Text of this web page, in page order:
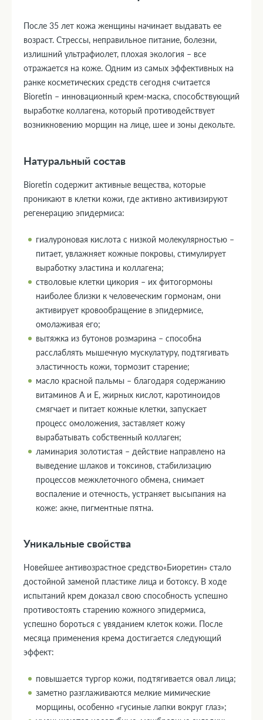
После 35 лет кожа женщины начинает выдавать ее
возраст. Стрессы, неправильное питание, болезни,
излишний ультрафиолет, плохая экология – все
отражается на коже. Одним из самых эффективных на
ранке косметических средств сегодня считается
Bioretin – инновационный крем-маска, способствующий
выработке коллагена, который противодействует
возникновению морщин на лице, шее и зоны декольте.
Натуральный состав
Bioretin содержит активные вещества, которые
проникают в клетки кожи, где активно активизируют
регенерацию эпидермиса:
гиалуроновая кислота с низкой молекулярностью –
питает, увлажняет кожные покровы, стимулирует
выработку эластина и коллагена;
стволовые клетки цикория – их фитогормоны
наиболее близки к человеческим гормонам, они
активирует кровообращение в эпидермисе,
омолаживая его;
вытяжка из бутонов розмарина – способна
расслаблять мышечную мускулатуру, подтягивать
эластичность кожи, тормозит старение;
масло красной пальмы – благодаря содержанию
витаминов А и Е, жирных кислот, каротиноидов
смягчает и питает кожные клетки, запускает
процесс омоложения, заставляет кожу
вырабатывать собственный коллаген;
ламинария золотистая – действие направлено на
выведение шлаков и токсинов, стабилизацию
процессов межклеточного обмена, снимает
воспаление и отечность, устраняет высыпания на
коже: акне, пигментные пятна.
Уникальные свойства
Новейшее антивозрастное средство«Биоретин» стало
достойной заменой пластике лица и ботоксу. В ходе
испытаний крем доказал свою способность успешно
противостоять старению кожного эпидермиса,
успешно бороться с увяданием клеток кожи. После
месяца применения крема достигается следующий
эффект:
повышается тургор кожи, подтягивается овал лица;
заметно разглаживаются мелкие мимические
морщины, особенно «гусиные лапки вокруг глаз»;